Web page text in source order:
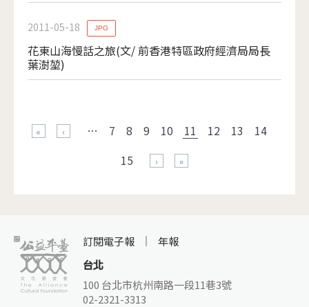
2011-05-18
花東山海慢話之旅(文/ 前香港特區政府經濟局局長
葉澍堃)
JPG
… 7 8 9 10 11 12 13
14
15
訂閱電子報
年報
台北
100 台北市杭州南路一段11巷3號
02-2321-3313